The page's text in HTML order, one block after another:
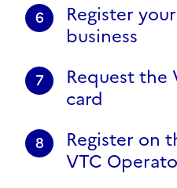
6
Register
business
7
Request the
card
8
Register on
VTC